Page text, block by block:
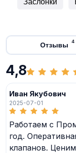
Отзывы 4
4,8
Иван Якубович
2025-07-01
Работаем с
год.
клапанов.